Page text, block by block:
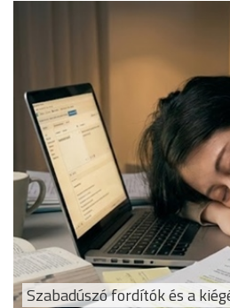
Szabadúszó fordítók és a